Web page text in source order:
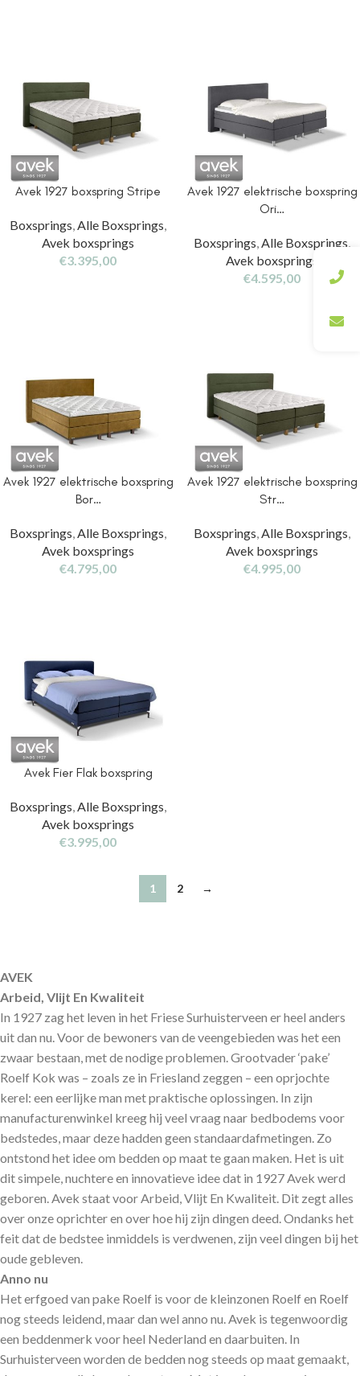
Avek 1927 boxspring Stripe
Boxsprings Alle Boxsprings
Avek boxsprings
€3.395,00
Avek 1927 elektrische boxspring
Ori…
Boxsprings Alle Boxsprings
Avek boxsprings
€4.595,00
Avek 1927 elektrische boxspring
Bor…
Boxsprings,Alle Boxsprings,
Avek boxsprings
€4.795,00
Avek 1927 elektrische boxspring
Str…
Boxsprings,Alle Boxsprings,
Avek boxsprings
€4.995,00
Avek Fier Flak boxspring
Boxsprings,Alle Boxsprings,
Avek boxsprings
€3.995,00
1 2 →
AVEK
Arbeid, Vlijt En Kwaliteit
In 1927 zag het leven in het Friese Surhuisterveen er heel anders
uit dan nu. Voor de bewoners van de veengebieden was het een
zwaar bestaan, met de nodige problemen. Grootvader ‘pake’
Roelf Kok was – zoals ze in Friesland zeggen – een oprjochte
kerel: een eerlijke man met praktische oplossingen. In zijn
manufacturenwinkel kreeg hij veel vraag naar bedbodems voor
bedstedes, maar deze hadden geen standaardafmetingen. Zo
ontstond het idee om bedden op maat te gaan maken. Het is uit
dit simpele, nuchtere en innovatieve idee dat in 1927 Avek werd
geboren. Avek staat voor Arbeid, Vlijt En Kwaliteit. Dit zegt alles
over onze oprichter en over hoe hij zijn dingen deed. Ondanks het
feit dat de bedstee inmiddels is verdwenen, zijn veel dingen bij het
oude gebleven.
Anno nu
Het erfgoed van pake Roelf is voor de kleinzonen Roelf en Roelf
nog steeds leidend, maar dan wel anno nu. Avek is tegenwoordig
een beddenmerk voor heel Nederland en daarbuiten. In
Surhuisterveen worden de bedden nog steeds op maat gemaakt,